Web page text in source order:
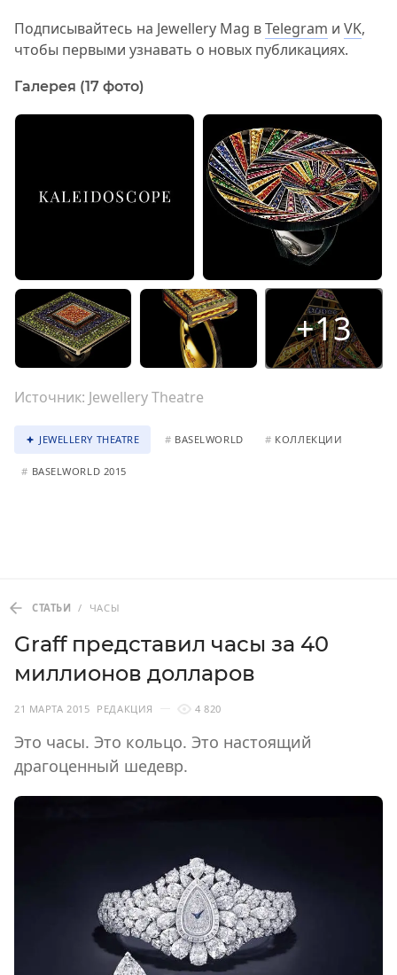
Подписывайтесь на Jewellery Mag вTelegram и VK,
чтобы первыми узнавать о новых публикациях.
Галерея (17 фото)
+13
Источник: Jewellery Theatre
JEWELLERY THEATRE # BASELWORLD # КОЛЛЕКЦИИ
# BASELWORLD 2015
СТАТЬИ / ЧАСЫ
Graff представил часы за 40
миллионов долларов
21 МАРТА 2015 РЕДАКЦИЯ 4 820
Это часы. Это кольцо. Это настоящий
драгоценный шедевр.